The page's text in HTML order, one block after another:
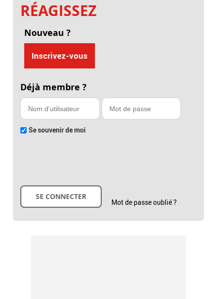
RÉAGISSEZ
Nouveau ?
Inscrivez-vous
Déjà membre ?
Se souvenir de moi
Mot de passe oublié ?